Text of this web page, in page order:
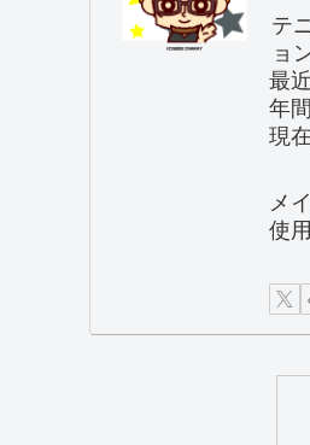
テ
ョ
最
年
現
メ
使